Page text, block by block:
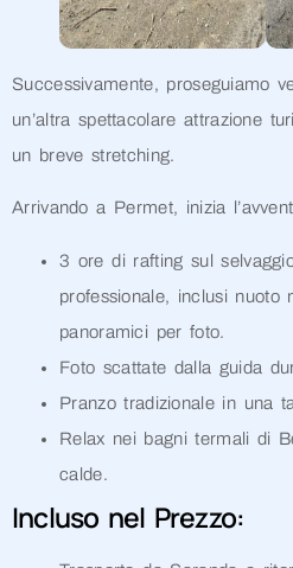
Successivamente, proseguiamo
un’altra spettacolare attrazione
un breve stretching.
Arrivando a Permet, inizia
3 ore di rafting sul
professionale, inclusi
panoramici per foto.
Foto scattate dalla guida
Pranzo tradizionale in una
Relax nei bagni termali di
calde.
Incluso nel Prezzo: